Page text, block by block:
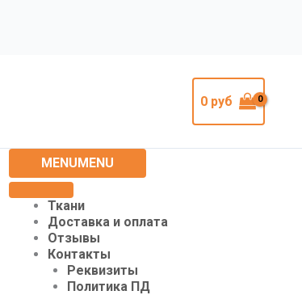
0 руб
MENUMENU
Ткани
Доставка и оплата
Отзывы
Контакты
Реквизиты
Политика ПД